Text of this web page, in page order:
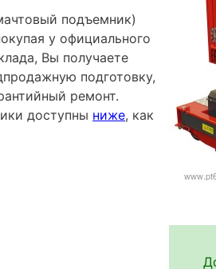
подъемник)
у официального
Вы получаете
подготовку,
ремонт.
доступны ниже, как